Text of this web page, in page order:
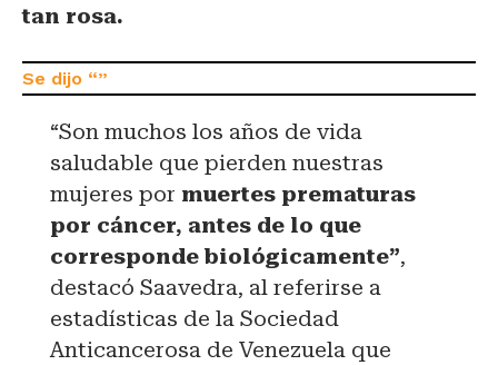
tan rosa.
“Son muchos los años de vida
saludable que pierden nuestras
mujeres por muertes prematuras
por cáncer, antes de lo que
corresponde biológicamente”,
destacó Saavedra, al referirse a
estadísticas de la Sociedad
Anticancerosa de Venezuela que